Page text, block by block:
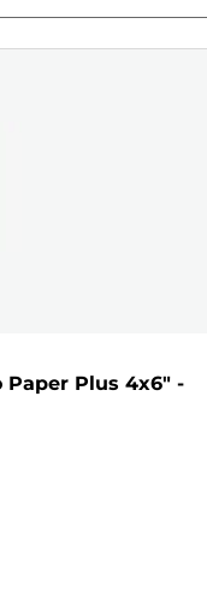
Paper Plus 4x6" -